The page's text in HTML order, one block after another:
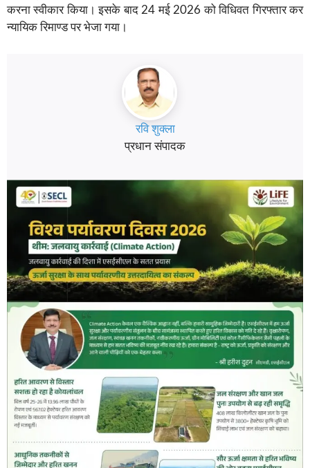
करना स्वीकार किया। इसके बाद 24 मई 2026 को विधिवत गिरफ्तार कर
न्यायिक रिमाण्ड पर भेजा गया।
रवि शुक्ला
प्रधान संपादक